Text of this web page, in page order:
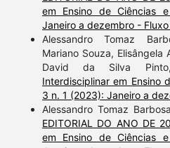
em Ensino de Ciências
Janeiro a dezembro -
Alessandro Tomaz
Mariano Souza, Elisângela
David da Silva
Interdisciplinar em Ensino
3 n. 1 (2023): Janeiro a
Alessandro Tomaz
EDITORIAL DO ANO DE
em Ensino de Ciências